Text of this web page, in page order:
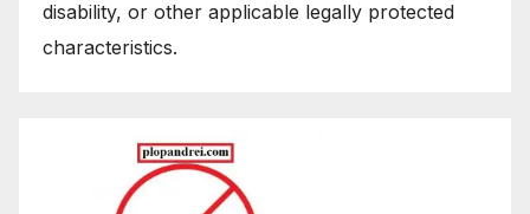
disability, or other applicable legally protected
characteristics.